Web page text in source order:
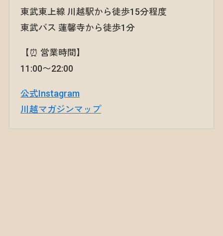
東武東上線 川越駅から徒歩15分程度
東武バス 蓮馨寺から徒歩1分
【⏰ 営業時間】
11:00〜22:00
公式Instagram
川越マガジンマップ